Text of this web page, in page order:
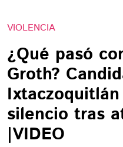
VIOLENCIA
¿Qué pasó
Groth?
silencio tras
|VIDEO